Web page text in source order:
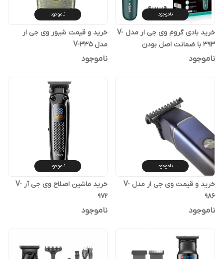
ناموجود
خرید بادی گروم وی جی ار مدل V-
393 با ضمانت اصل بودن
ناموجود
ناموجود
خرید و قیمت شیور وی جی ار
مدل V-335
ناموجود
ناموجود
خرید و قیمت وی جی ار مدل V-
986
ناموجود
ناموجود
خرید ماشین اصلاح وی جی آر V-
972
ناموجود